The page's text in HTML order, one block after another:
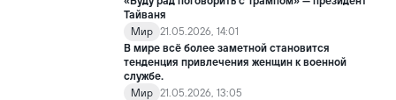
Тайваня
Мир 21.05.2026, 14:01
В мире всё более заметной становится
тенденция привлечения женщин к военной
службе.
Мир 21.05.2026, 13:05